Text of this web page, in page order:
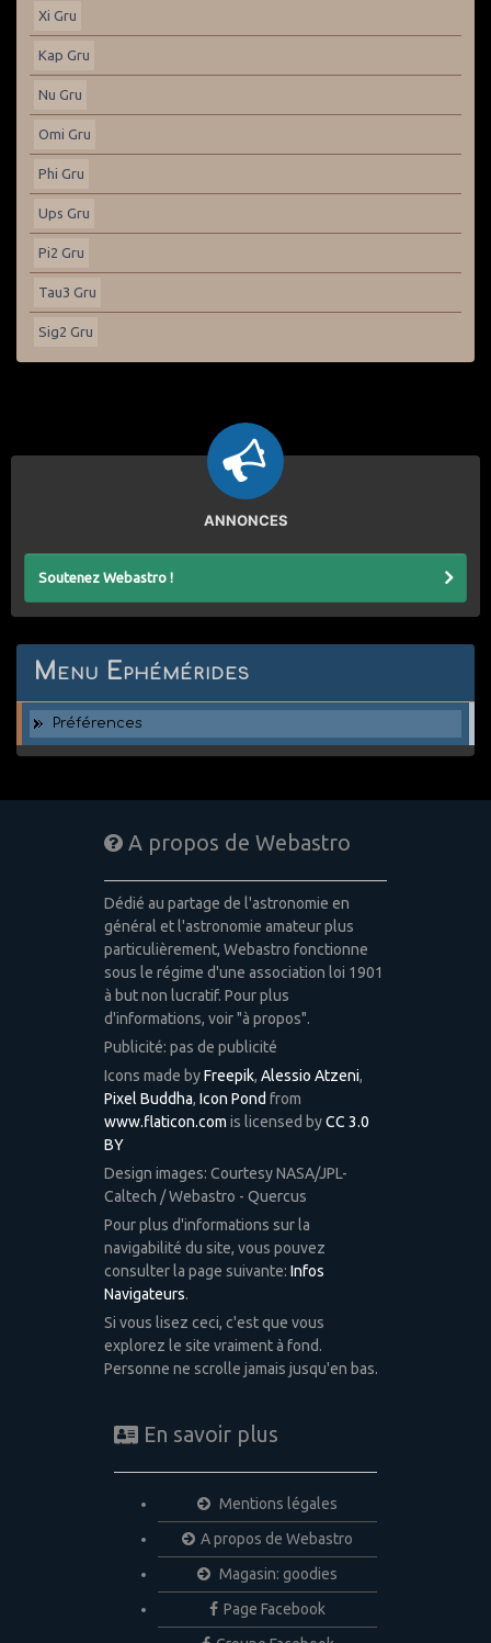
Xi Gru
Kap Gru
Nu Gru
Omi Gru
Phi Gru
Ups Gru
Pi2 Gru
Tau3 Gru
Sig2 Gru
ANNONCES
Soutenez Webastro !
Menu Ephémérides
Préférences
A propos de Webastro
Dédié au partage de l'astronomie en
général et l'astronomie amateur plus
particulièrement, Webastro fonctionne
sous le régime d'une association loi 1901
à but non lucratif. Pour plus
d'informations, voir "à propos".
Publicité: pas de publicité
Icons made byFreepik, Alessio Atzeni,
Pixel Buddha, Icon Pond from
www.flaticon.com is licensed byCC 3.0
BY
Design images: Courtesy NASA/JPL-
Caltech / Webastro - Quercus
Pour plus d'informations sur la
navigabilité du site, vous pouvez
consulter la page suivante: Infos
Navigateurs.
Si vous lisez ceci, c'est que vous
explorez le site vraiment à fond.
Personne ne scrolle jamais jusqu'en bas.
En savoir plus
Mentions légales
A propos de Webastro
Magasin: goodies
Page Facebook